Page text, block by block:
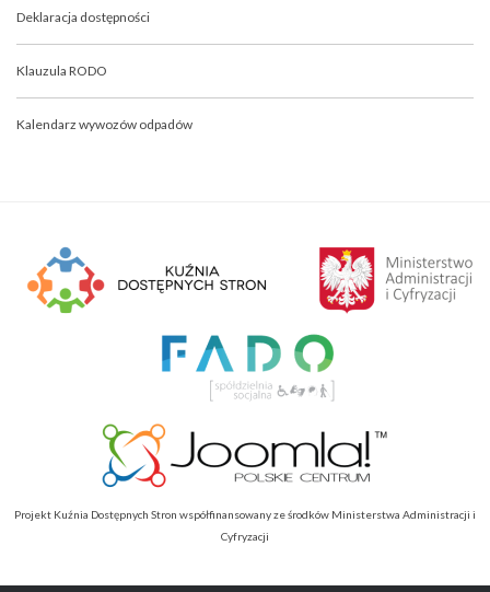
Deklaracja dostępności
Klauzula RODO
Kalendarz wywozów odpadów
Projekt Kuźnia Dostępnych Stron współfinansowany ze środków Ministerstwa Administracji i
Cyfryzacji